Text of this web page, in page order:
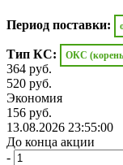
Период поставки:
Тип КС: ОКС
364 руб.
520 руб.
Экономия
156 руб.
13.08.2026 23:55:00
До конца акции
-